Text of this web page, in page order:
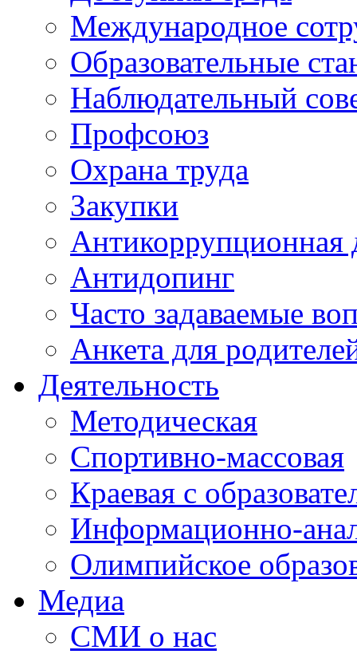
Международное
Образовательные
Наблюдательный
Профсоюз
Охрана труда
Закупки
Антикоррупционная
Антидопинг
Часто задаваемые
Анкета для
Деятельность
Методическая
Спортивно-массовая
Краевая с
Информационно-
Олимпийское
Медиа
СМИ о нас